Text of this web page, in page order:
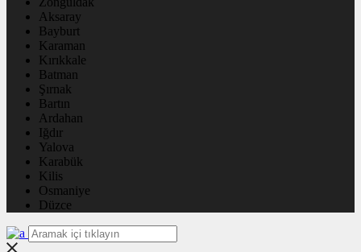
Aksaray
Bayburt
Karaman
Kırıkkale
Batman
Şırnak
Bartın
Ardahan
Iğdır
Yalova
Karabük
Kilis
Osmaniye
Düzce